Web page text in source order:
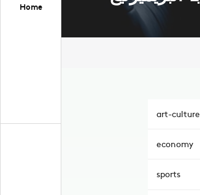
Home
art-culture
economy
sports